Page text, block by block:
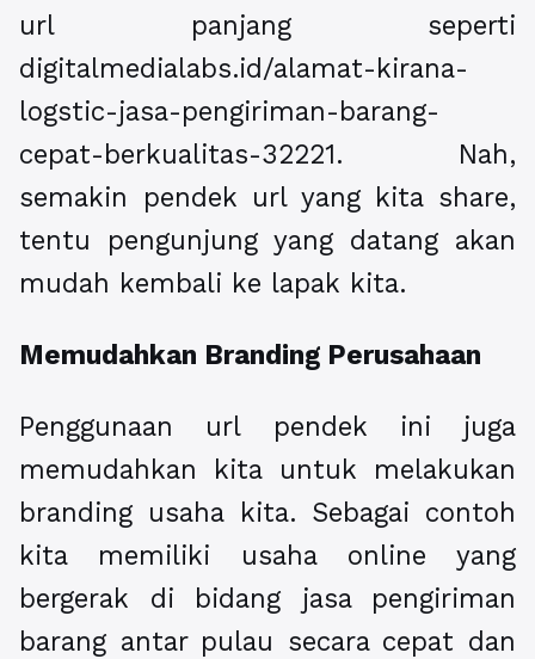
url panjang seperti
digitalmedialabs.id/alamat-kirana-
logstic-jasa-pengiriman-barang-
cepat-berkualitas-32221. Nah,
semakin pendek url yang kita share,
tentu pengunjung yang datang akan
mudah kembali ke lapak kita.
Memudahkan Branding Perusahaan
Penggunaan url pendek ini juga
memudahkan kita untuk melakukan
branding usaha kita. Sebagai contoh
kita memiliki usaha online yang
bergerak di bidang jasa pengiriman
barang antar pulau secara cepat dan